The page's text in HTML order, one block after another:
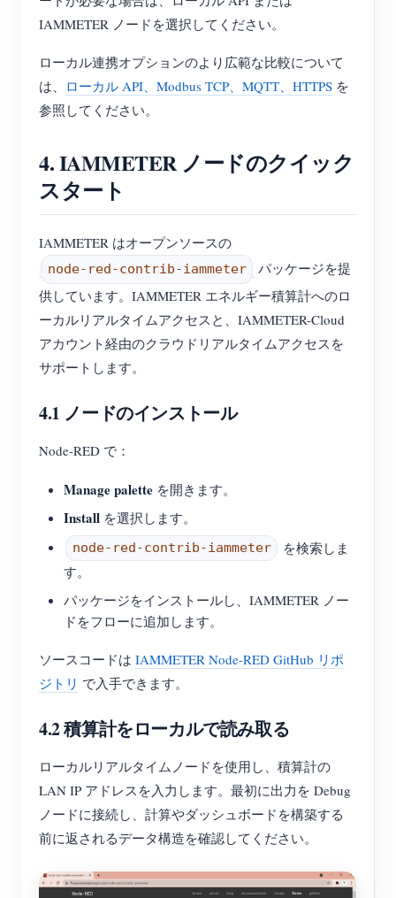
IAMMETER ノードを選択してください。
ローカル連携オプションのより広範な比較について
は、 ローカル API、Modbus TCP、MQTT、HTTPS を
参照してください。
4. IAMMETER ノードのクイック
スタート
IAMMETER はオープンソースの
node-red-contrib-iammeter
パッケージを提
供しています。IAMMETER エネルギー積算計へのロ
ーカルリアルタイムアクセスと、IAMMETER-Cloud
アカウント経由のクラウドリアルタイムアクセスを
サポートします。
4.1 ノードのインストール
Node-RED で：
Manage palette を開きます。
Install を選択します。
node-red-contrib-iammeter
を検索しま
す。
パッケージをインストールし、IAMMETER ノー
ドをフローに追加します。
ソースコードは IAMMETER Node-RED GitHub リポ
ジトリ で入手できます。
4.2 積算計をローカルで読み取る
ローカルリアルタイムノードを使用し、積算計の
LAN IP アドレスを入力します。最初に出力を Debug
ノードに接続し、計算やダッシュボードを構築する
前に返されるデータ構造を確認してください。